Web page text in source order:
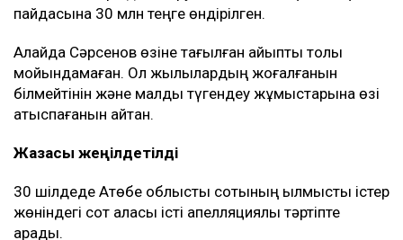
танып, 7 жылға бас бостандығынан айырған.
пайдасына 30 млн теңге өндірілген.
Алайда Сәрсенов өзіне тағылған айыпты толық
мойындамаған. Ол жылқылардың жоғалғанын
қатыспағанын айтқан.
Жазасы жеңілдетілді
30 шілдеде Ақтөбе облыстық сотының қылмыстық істер